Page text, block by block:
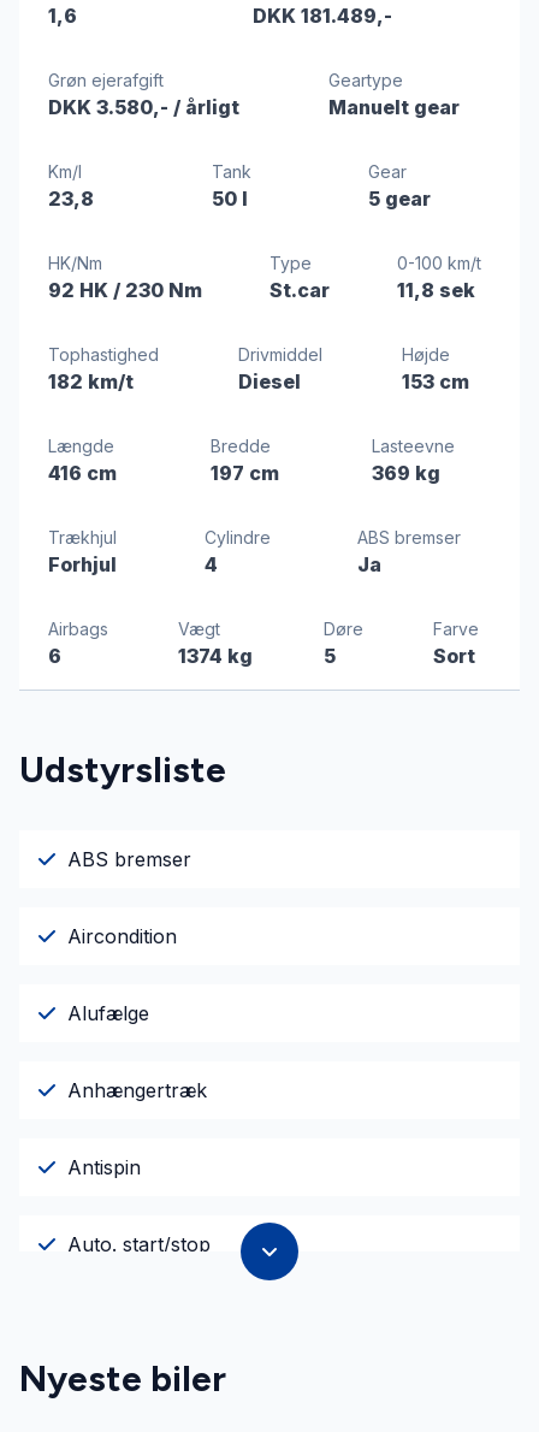
1,6 DKK 181.489,-
Grøn ejerafgift
DKK 3.580,- / årligt
Geartype
Manuelt gear
Km/l
23,8
Tank
50 l
Gear
5 gear
HK/Nm
92 HK / 230 Nm
Type
St.car
0-100 km/t
11,8 sek
Tophastighed
182 km/t
Drivmiddel
Diesel
Højde
153 cm
Længde
416 cm
Bredde
197 cm
Lasteevne
369 kg
Trækhjul
Forhjul
Cylindre
4
ABS bremser
Ja
Airbags
6
Vægt
1374 kg
Døre
5
Farve
Sort
Udstyrsliste
ABS bremser
Aircondition
Alufælge
Anhængertræk
Antispin
Auto. start/stop
El-ruder x4
Nyeste biler